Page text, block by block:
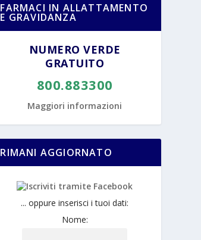
FARMACI IN ALLATTAMENTO
E GRAVIDANZA
NUMERO VERDE
GRATUITO
800.883300
Maggiori informazioni
RIMANI AGGIORNATO
... oppure inserisci i tuoi dati:
Nome: